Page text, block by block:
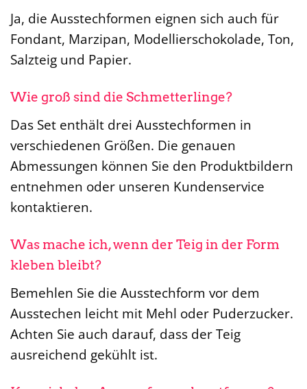
Ja, die Ausstechformen eignen sich auch für
Fondant, Marzipan, Modellierschokolade, Ton,
Salzteig und Papier.
Wie groß sind die Schmetterlinge?
Das Set enthält drei Ausstechformen in
verschiedenen Größen. Die genauen
Abmessungen können Sie den Produktbildern
entnehmen oder unseren Kundenservice
kontaktieren.
Was mache ich, wenn der Teig in der Form
kleben bleibt?
Bemehlen Sie die Ausstechform vor dem
Ausstechen leicht mit Mehl oder Puderzucker.
Achten Sie auch darauf, dass der Teig
ausreichend gekühlt ist.